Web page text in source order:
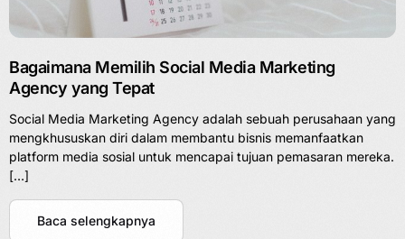
Bagaimana Memilih Social Media Marketing
Agency yang Tepat
Social Media Marketing Agency adalah sebuah perusahaan yang
mengkhususkan diri dalam membantu bisnis memanfaatkan
platform media sosial untuk mencapai tujuan pemasaran mereka.
[…]
Baca selengkapnya